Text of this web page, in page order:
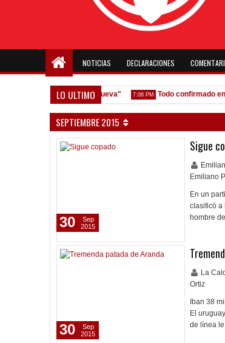
NOTICIAS DECLARACIONES
LO ULTIMO
y que venga gente nueva" 7:08 PM Todo confirmado en la
SEPTIEMBRE 2015
Sigue
Emiliano
En un
clasificó a
hombre
30
Sep
2015
La
Ortiz
Iban 38
El
de línea
30
Sep
2015